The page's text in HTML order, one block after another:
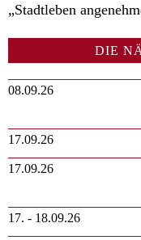
„Stadtleben
DIE
08.09.26
17.09.26
17.09.26
17. - 18.09.26